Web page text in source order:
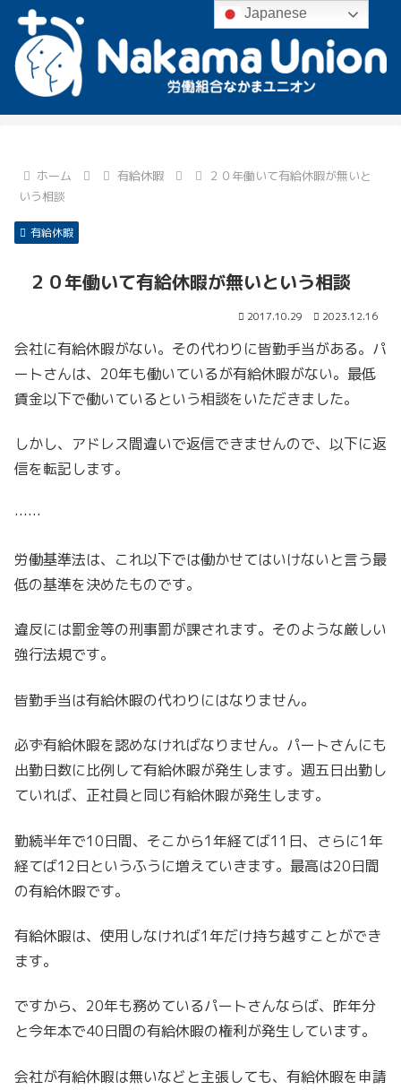
ホーム 有給休暇
２０年働いて有給休暇が無いと
いう相談
有給休暇
２０年働いて有給休暇が無いという相談
2017.10.29 2023.12.16
会社に有給休暇がない。その代わりに皆勤手当がある。パ
ートさんは、20年も働いているが有給休暇がない。最低
賃金以下で働いているという相談をいただきました。
しかし、アドレス間違いで返信できませんので、以下に返
信を転記します。
……
労働基準法は、これ以下では働かせてはいけないと言う最
低の基準を決めたものです。
違反には罰金等の刑事罰が課されます。 そのような厳しい
強行法規です。
皆勤手当は有給休暇の代わりにはなりません。
必ず有給休暇を認めなければなりません。 パートさんにも
出勤日数に比例して有給休暇が発生します。 週五日出勤し
ていれば、正社員と同じ有給休暇が発生します。
勤続半年で10日間、そこから1年経てば11日、 さらに1年
経てば12日というふうに増えていきます。 最高は20日間
の有給休暇です。
有給休暇は、使用しなければ1年だけ持ち越すことができ
ます。
ですから、20年も務めているパートさんならば、 昨年分
と今年本で40日間の有給休暇の権利が発生しています。
会社が有給休暇は無いなどと主張しても、有給休暇を申請
Japanese